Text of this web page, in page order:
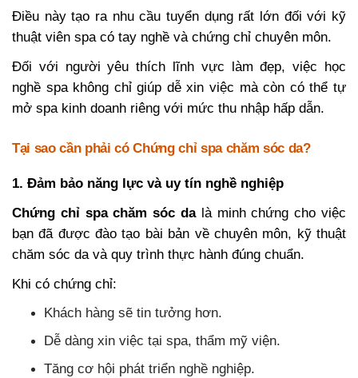
Điều này tạo ra nhu cầu tuyển dụng rất lớn đối với kỹ
thuật viên spa có tay nghề và chứng chỉ chuyên môn.
Đối với người yêu thích lĩnh vực làm đẹp, việc học
nghề spa không chỉ giúp dễ xin việc mà còn có thể tự
mở spa kinh doanh riêng với mức thu nhập hấp dẫn.
Tại sao cần phải có Chứng chỉ spa chăm sóc da?
1. Đảm bảo năng lực và uy tín nghề nghiệp
Chứng chỉ spa chăm sóc dalà minh chứng cho việc
bạn đã được đào tạo bài bản về chuyên môn, kỹ thuật
chăm sóc da và quy trình thực hành đúng chuẩn.
Khi có chứng chỉ:
Khách hàng sẽ tin tưởng hơn.
Dễ dàng xin việc tại spa, thẩm mỹ viện.
Tăng cơ hội phát triển nghề nghiệp.